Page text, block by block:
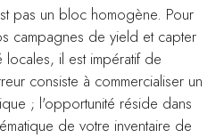
pas un bloc homogène. Pour
campagnes de yield et capter
il est impératif de
consiste à commercialiser un
; l'opportunité réside dans
de votre inventaire de